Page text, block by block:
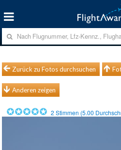
Zurück zu Fotos durchsuchen
Anderen zeigen
2 Stimmen (5.00